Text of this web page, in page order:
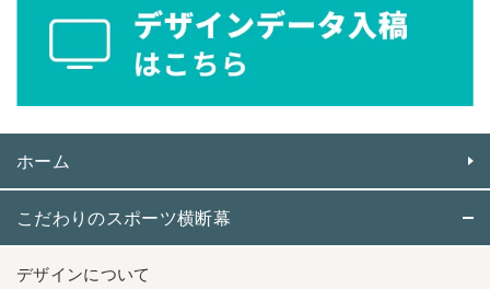
ホーム
こだわりのスポーツ横断幕
デザインについて